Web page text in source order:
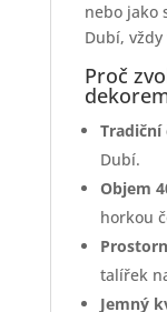
nebo jako
Dubí,
Proč
Tradiční
Dubí.
Objem
horkou
talířek
Jemný